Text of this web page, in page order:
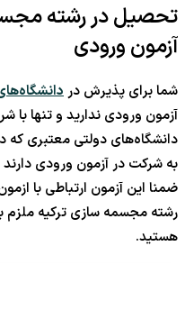
تحصیل در رشته
آزمون ورودی
شما برای پذیرش در
آزمون ورودی ندارید و تنها
دانشگاه‌های دولتی معتبری که
به شرکت در آزمون ورودی دارند
ضمنا این آزمون ارتباطی با
رشته مجسمه سازی ترکیه ملزم
هستید.